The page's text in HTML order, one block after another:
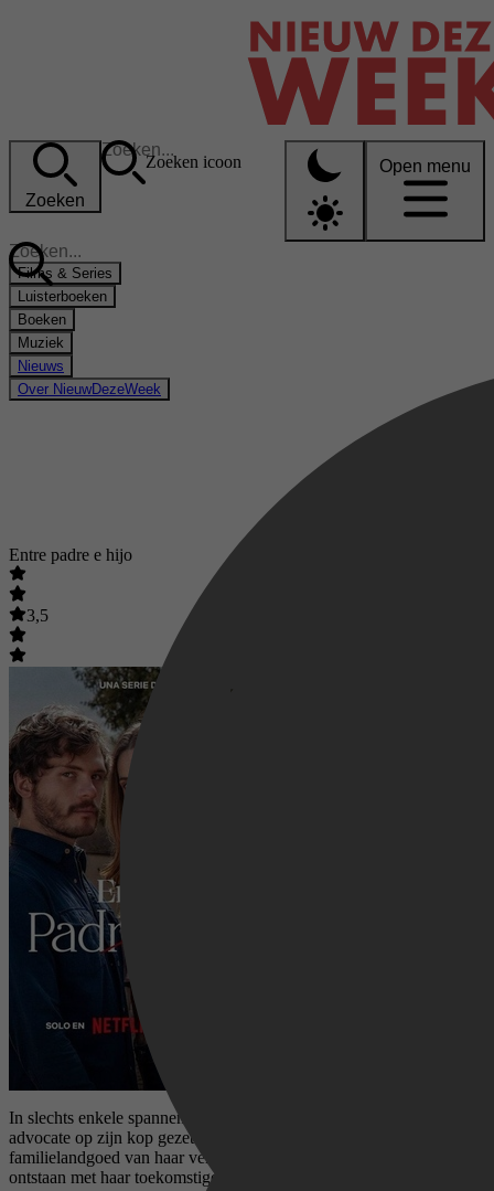
Zoeken
Zoeken icoon Open menu
Films & Series
Luisterboeken
Boeken
Muziek
Nieuws
Over NieuwDezeWeek
Entre padre e hijo
3,5
In slechts enkele spannende minuten wordt de wereld van een
advocate op zijn kop gezet wanneer een bezoek aan het
familielandgoed van haar verloofde een onweerstaanbare band doet
ontstaan ​​met haar toekomstige stiefzoon.